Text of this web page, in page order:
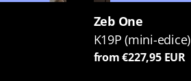
Zeb One
K19P (mini-edice)
from €227,95 EUR